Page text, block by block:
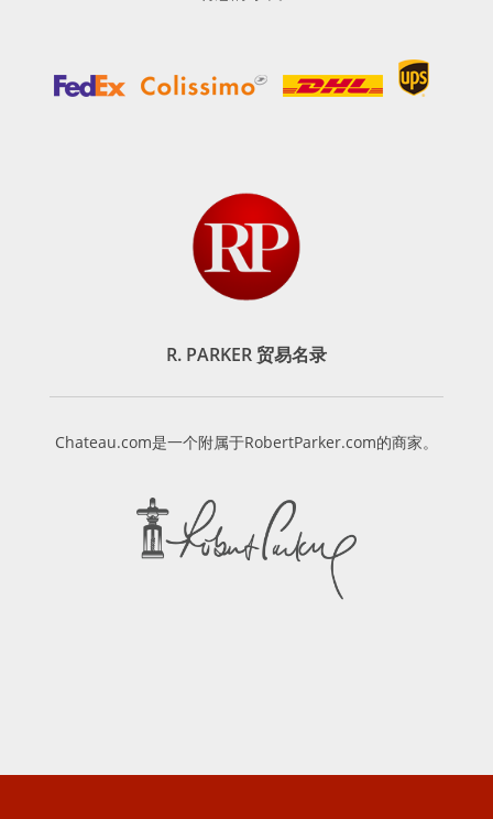
R. PARKER 贸易名录
Chateau.com是一个附属于RobertParker.com的商家。